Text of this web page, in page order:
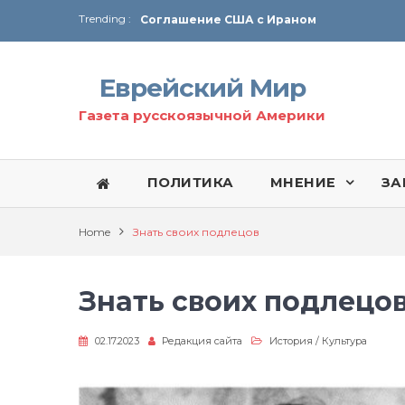
Trending :
Соглашение США с Ираном
Технология Революции в Иране
От Ирана до Ливана и Газы
Еврейский Мир
Газета русскоязычной Америки
ПОЛИТИКА МНЕНИЕ
Home Знать своих подлецов
Знать своих
02.17.2023 Редакция сайта История / Культура